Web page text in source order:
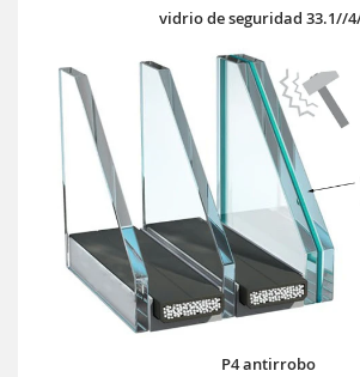
vidrio de seguridad 33.1//
P4 antirrobo